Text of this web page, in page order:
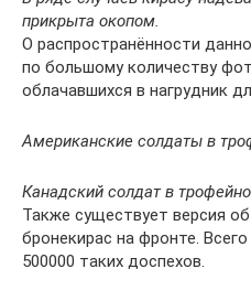
прикрыта окопом.
О распространённости
по большому количеству
облачавшихся в нагрудник
Американские солдаты в
Канадский солдат в
Также существует версия
бронекирас на фронте.
500000 таких доспехов.